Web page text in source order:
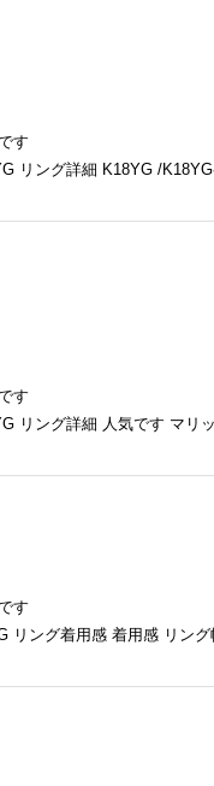
す
リング詳細 K18YG /
す
リング詳細 人気です マリ
す
リング着用感 着用感 リング